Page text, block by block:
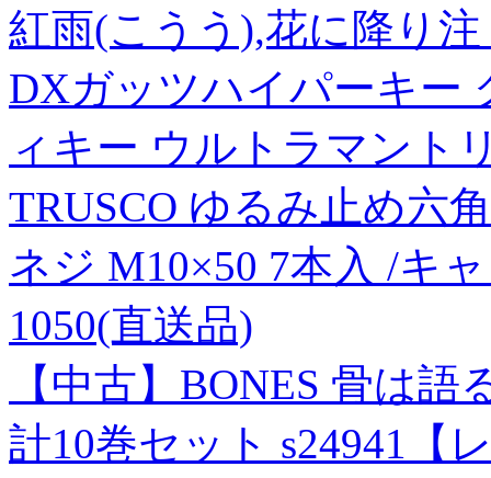
紅雨(こうう),花に降り
DXガッツハイパーキー
ィキー ウルトラマント
TRUSCO ゆるみ止め六
ネジ M10×50 7本入 /キ
1050(直送品)
【中古】BONES 骨は
計10巻セット s24941【